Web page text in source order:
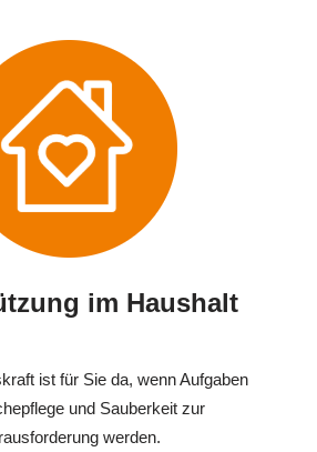
im Haushalt
ist für Sie da, wenn Aufgaben
und Sauberkeit zur
werden.